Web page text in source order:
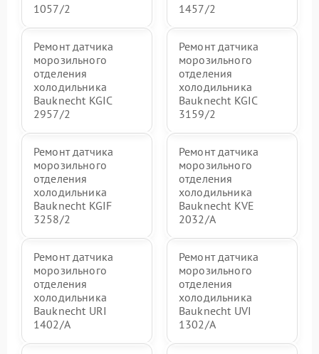
1057/2
1457/2
Ремонт датчика
морозильного
отделения
холодильника
Bauknecht KGIC
2957/2
Ремонт датчика
морозильного
отделения
холодильника
Bauknecht KGIC
3159/2
Ремонт датчика
морозильного
отделения
холодильника
Bauknecht KGIF
3258/2
Ремонт датчика
морозильного
отделения
холодильника
Bauknecht KVE
2032/A
Ремонт датчика
морозильного
отделения
холодильника
Bauknecht URI
1402/A
Ремонт датчика
морозильного
отделения
холодильника
Bauknecht UVI
1302/A